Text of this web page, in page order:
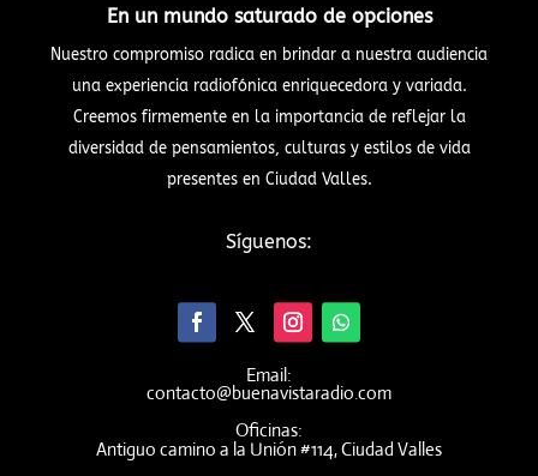
En un mundo saturado de opciones
Nuestro compromiso radica en brindar a nuestra audiencia
una experiencia radiofónica enriquecedora y variada.
Creemos firmemente en la importancia de reflejar la
diversidad de pensamientos, culturas y estilos de vida
presentes en Ciudad Valles.
Síguenos:
Email:
contacto@buenavistaradio.com
Oficinas:
Antiguo camino a la Unión #114, Ciudad Valles